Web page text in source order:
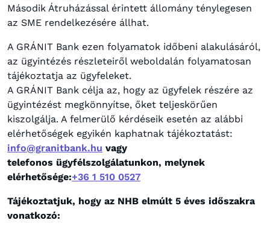
Második Átruházással érintett állomány ténylegesen
az SME rendelkezésére állhat.
A GRÁNIT Bank ezen folyamatok időbeni alakulásáról,
az ügyintézés részleteiről weboldalán folyamatosan
tájékoztatja az ügyfeleket.
A GRÁNIT Bank célja az, hogy az ügyfelek részére az
ügyintézést megkönnyítse, őket teljeskörűen
kiszolgálja. A felmerülő kérdéseik esetén az alábbi
elérhetőségek egyikén kaphatnak tájékoztatást:
info@granitbank.hu vagy
telefonos ügyfélszolgálatunkon, melynek
elérhetősége:+36 1 510 0527
Tájékoztatjuk, hogy az NHB elmúlt 5 éves időszakra
vonatkozó: